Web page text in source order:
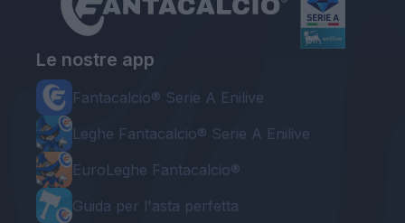
Le nostre app
Fantacalcio® Serie A Enilive
Leghe Fantacalcio® Serie A Enilive
EuroLeghe Fantacalcio®
Guida per l'asta perfetta